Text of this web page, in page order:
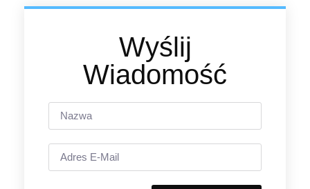
Wyślij
Wiadomość